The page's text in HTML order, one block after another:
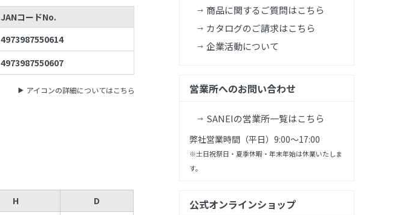
JANコードNo.
4973987550614
4973987550607
アイコンの詳細についてはこちら
H
D
商品に関するご質問はこちら
カタログのご請求はこちら
企業活動について
営業所へのお問い合わせ
SANEIの営業所一覧はこちら
弊社営業時間（平日）9:00～17:00
※土日祝祭日・夏季休暇・年末年始は休業いたしま
す。
公式オンラインショップ